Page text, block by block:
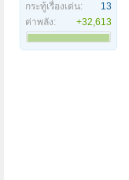
กระทู้เรื่องเด่น:
13
ค่าพลัง:
+32,613